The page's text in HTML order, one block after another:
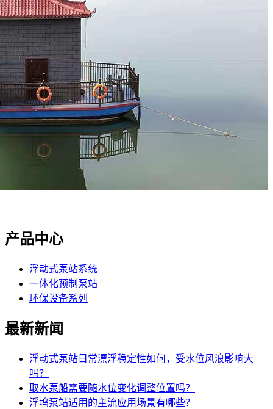
产品中心
浮动式泵站系统
一体化预制泵站
环保设备系列
最新新闻
浮动式泵站日常漂浮稳定性如何，受水位风浪影响大
吗？
取水泵船需要随水位变化调整位置吗？
浮坞泵站适用的主流应用场景有哪些？